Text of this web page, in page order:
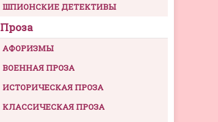
ШПИОНСКИЕ ДЕТЕКТИВЫ
Проза
АФОРИЗМЫ
ВОЕННАЯ ПРОЗА
ИСТОРИЧЕСКАЯ ПРОЗА
КЛАССИЧЕСКАЯ ПРОЗА